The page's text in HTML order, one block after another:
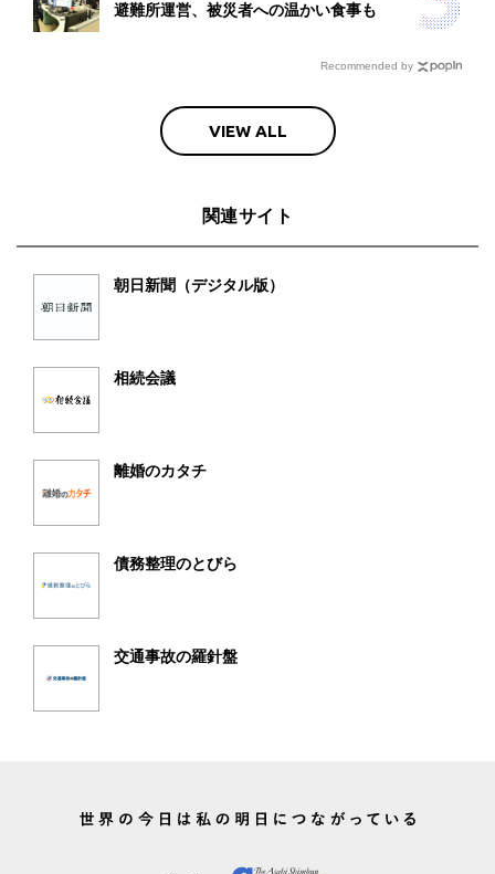
避難所運営、被災者への温かい食事も
Recommended by
VIEW ALL
関連サイト
朝日新聞（デジタル版）
相続会議
離婚のカタチ
債務整理のとびら
交通事故の羅針盤